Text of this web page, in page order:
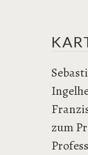
zum